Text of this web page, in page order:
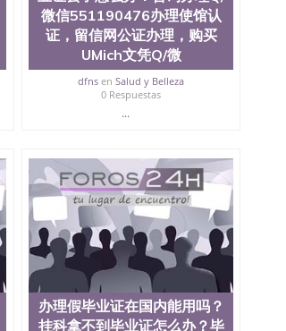
微信551190476办理使馆认
证，留信网公证办理，购买
UMich文凭Q/微
dfns enSalud y Belleza
0 Respuestas
...
办理假毕业证在国内能用吗？
挂科拿不到毕业证怎么办？毕